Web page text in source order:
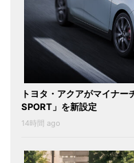
トヨタ・アクアがマイナー
SPORT」を新設定
14時間 ago